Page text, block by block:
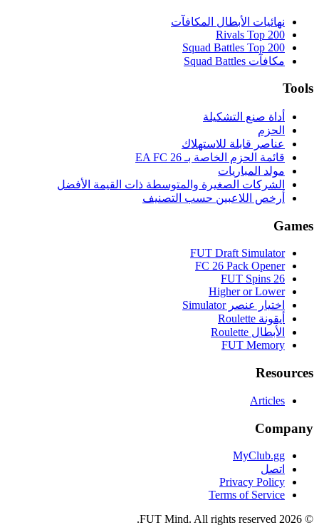
نهائيات الأبطال المكافآت
Rivals Top 200
Squad Battles Top 200
مكافآت Squad Battles
Tools
أداة صنع التشكيلة
الحزم
عناصر قابلة للاستهلاك
قائمة الحزم الخاصة بـ EA FC 26
مولد المباريات
الشركات الصغيرة والمتوسطة ذات القيمة الأفضل
أرخص اللاعبين حسب التصنيف
Games
FUT Draft Simulator
FC 26 Pack Opener
FUT Spins 26
Higher or Lower
اختيار عنصر Simulator
أيقونة Roulette
الأبطال Roulette
FUT Memory
Resources
Articles
Company
MyClub.gg
اتصل
Privacy Policy
Terms of Service
©
2026